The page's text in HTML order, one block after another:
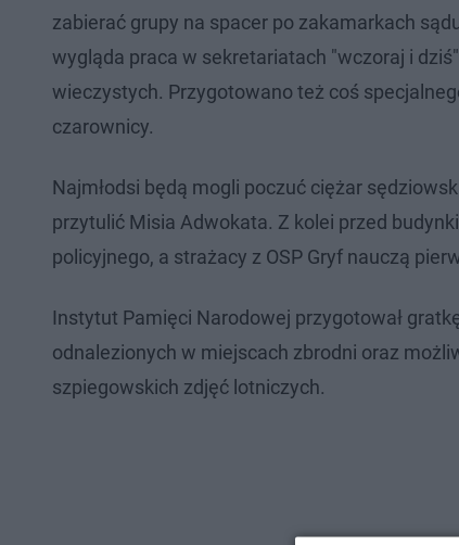
zabierać grupy na spacer po zakamarkach
wygląda praca w sekretariatach "wczoraj i
wieczystych. Przygotowano też coś
czarownicy.
Najmłodsi będą mogli poczuć ciężar
przytulić Misia Adwokata. Z kolei przed
policyjnego, a strażacy z OSP Gryf nauczą
Instytut Pamięci Narodowej przygotował
odnalezionych w miejscach zbrodni oraz
szpiegowskich zdjęć lotniczych.